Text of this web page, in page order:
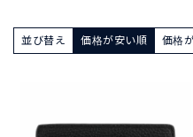
並び替え 価格が安い順 価格